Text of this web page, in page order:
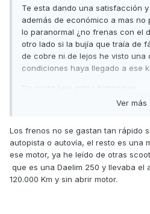
Te esta dando una satisfacción
además de económico a mas no
lo paranormal ¿no frenas con el
otro lado si la bujía que traía de
de cobre ni de lejos he visto una
condiciones haya llegado a ese
Da gusto leer estos historiales.
Ver más
Los frenos no se gastan tan rápido
autopista o autovía, el resto es una
ese motor, ya he leído de otras
que es una Daelim 250 y llevaba el
120.000 Km y sin abrir motor.